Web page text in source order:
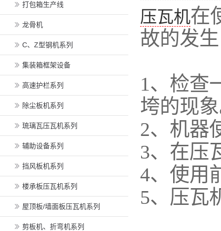
压瓦机在
故的发
1、检查
垮的现
2、机器
3、在压
4、使用
5、压瓦
打包箱生产线
龙骨机
C、Z型钢机系列
集装箱框架设备
高速护栏系列
除尘板机系列
琉璃瓦压瓦机系列
辅助设备系列
挡风板机系列
楼承板压瓦机系列
屋顶板/墙面板压瓦机系列
剪板机、折弯机系列